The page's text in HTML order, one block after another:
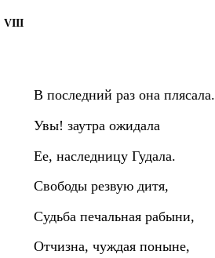
VIII
В последний раз она плясала.
Увы! заутра ожидала
Ее, наследницу Гудала.
Свободы резвую дитя,
Судьба печальная рабыни,
Отчизна, чуждая поныне,